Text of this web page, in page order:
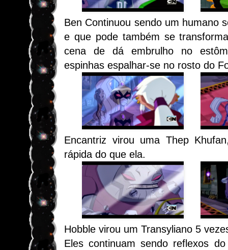
Ben Continuou sendo um humano
e que pode também se
cena de dá embrulho no
espinhas espalhar-se no rosto do
Encantriz virou uma Thep Khufan
rápida do que ela.
Hobble virou um Transyliano 5
Eles continuam sendo reflexos